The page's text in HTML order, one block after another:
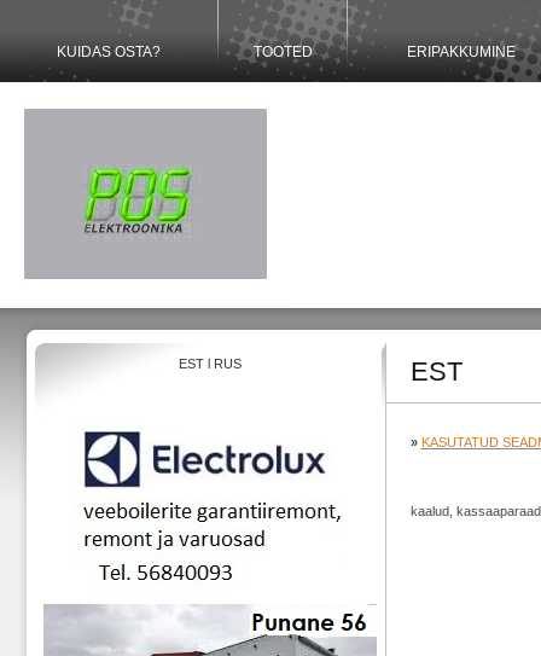
KUIDAS OSTA? TOOTED ERIPAKKUMINE
EST l RUS EST
» KASUTATUD
kaalud,